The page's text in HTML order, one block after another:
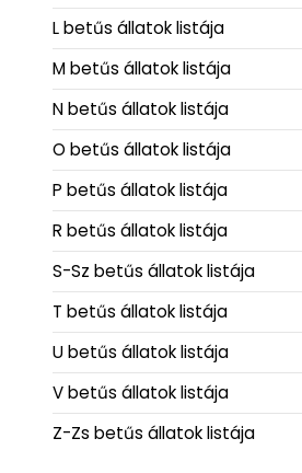
L betűs állatok listája
M betűs állatok listája
N betűs állatok listája
O betűs állatok listája
P betűs állatok listája
R betűs állatok listája
S-Sz betűs állatok listája
T betűs állatok listája
U betűs állatok listája
V betűs állatok listája
Z-Zs betűs állatok listája